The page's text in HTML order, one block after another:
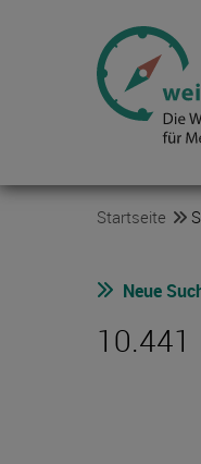
Startseite
Neue
10.441